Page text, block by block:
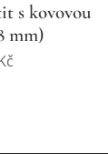
s kovovou
mm)